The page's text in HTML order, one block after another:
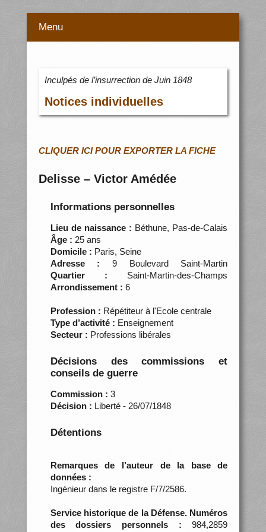
Menu
Inculpés de l’insurrection de Juin 1848
Notices individuelles
CLIQUER ICI POUR EXPORTER LA FICHE
Delisse – Victor Amédée
Informations personnelles
Lieu de naissance : Béthune, Pas-de-Calais
Âge : 25 ans
Domicile : Paris, Seine
Adresse : 9 Boulevard Saint-Martin
Quartier : Saint-Martin-des-Champs
Arrondissement : 6
Profession : Répétiteur à l'Ecole centrale
Type d’activité : Enseignement
Secteur : Professions libérales
Décisions des commissions et
conseils de guerre
Commission : 3
Décision : Liberté - 26/07/1848
Détentions
Remarques de l’auteur de la base de
données :
Ingénieur dans le registre F/7/2586.
Service historique de la Défense. Numéros
des dossiers personnels :984,2859